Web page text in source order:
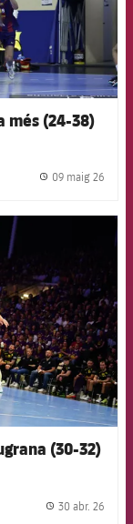
més (24-38)
09 maig 26
badge
(30-32)
30 abr. 26